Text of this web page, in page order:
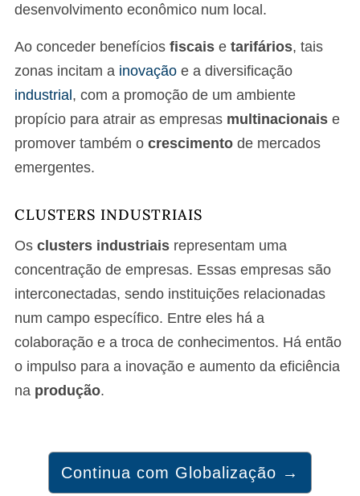
desenvolvimento econômico num local.
Ao conceder benefícios fiscais e tarifários, tais
zonas incitam a inovação e a diversificação
industrial, com a promoção de um ambiente
propício para atrair as empresas multinacionais e
promover também o crescimento de mercados
emergentes.
CLUSTERS INDUSTRIAIS
Os clusters industriais representam uma
concentração de empresas. Essas empresas são
interconectadas, sendo instituições relacionadas
num campo específico. Entre eles há a
colaboração e a troca de conhecimentos. Há então
o impulso para a inovação e aumento da eficiência
na produção.
Continua com Globalização →